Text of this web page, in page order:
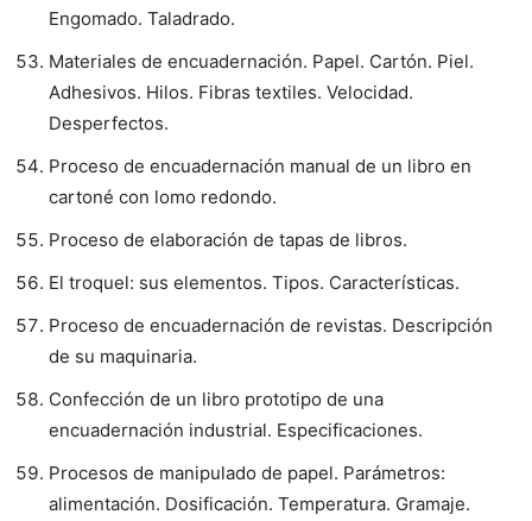
Engomado. Taladrado.
Materiales de encuadernación. Papel. Cartón. Piel.
Adhesivos. Hilos. Fibras textiles. Velocidad.
Desperfectos.
Proceso de encuadernación manual de un libro en
cartoné con lomo redondo.
Proceso de elaboración de tapas de libros.
El troquel: sus elementos. Tipos. Características.
Proceso de encuadernación de revistas. Descripción
de su maquinaria.
Confección de un libro prototipo de una
encuadernación industrial. Especificaciones.
Procesos de manipulado de papel. Parámetros:
alimentación. Dosificación. Temperatura. Gramaje.